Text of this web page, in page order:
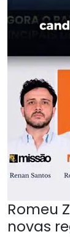
Romeu
novas